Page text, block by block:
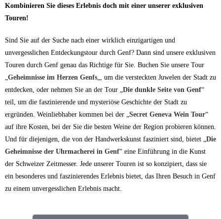
Kombinieren Sie dieses Erlebnis doch mit einer unserer exklusiven
Touren!
Sind Sie auf der Suche nach einer wirklich einzigartigen und
unvergesslichen Entdeckungstour durch Genf? Dann sind unsere exklusiven
Touren durch Genf genau das Richtige für Sie. Buchen Sie unsere Tour
„Geheimnisse im Herzen Genfs„, um die versteckten Juwelen der Stadt zu
entdecken, oder nehmen Sie an der Tour „Die dunkle Seite von Genf“
teil, um die faszinierende und mysteriöse Geschichte der Stadt zu
ergründen. Weinliebhaber kommen bei der „Secret Geneva Wein Tour“
auf ihre Kosten, bei der Sie die besten Weine der Region probieren können.
Und für diejenigen, die von der Handwerkskunst fasziniert sind, bietet „Die
Geheimnisse der Uhrmacherei in Genf“ eine Einführung in die Kunst
der Schweizer Zeitmesser. Jede unserer Touren ist so konzipiert, dass sie
ein besonderes und faszinierendes Erlebnis bietet, das Ihren Besuch in Genf
zu einem unvergesslichen Erlebnis macht.